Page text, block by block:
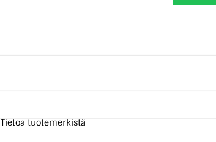
Tietoa tuotemerkistä